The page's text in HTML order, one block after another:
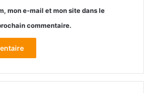
mon e-mail et mon site dans le
commentaire.